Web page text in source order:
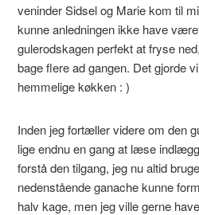
veninder Sidsel og Marie kom til
kunne anledningen ikke have
gulerodskagen perfekt at fryse
bage flere ad gangen. Det gjorde
hemmelige køkken : )
Inden jeg fortæller videre om den
lige endnu en gang at læse
forstå den tilgang, jeg nu altid
nedenstående ganache kunne
halv kage, men jeg ville gerne